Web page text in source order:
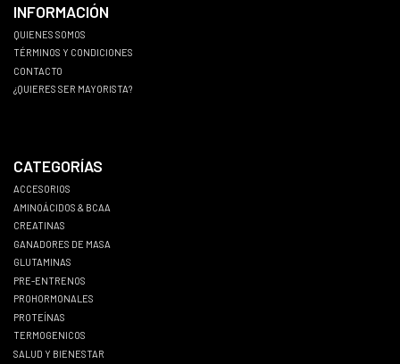
INFORMACIÓN
QUIENES SOMOS
TÉRMINOS Y CONDICIONES
CONTACTO
¿QUIERES SER MAYORISTA?
CATEGORÍAS
ACCESORIOS
AMINOÁCIDOS & BCAA
CREATINAS
GANADORES DE MASA
GLUTAMINAS
PRE-ENTRENOS
PROHORMONALES
PROTEÍNAS
TERMOGENICOS
SALUD Y BIENESTAR